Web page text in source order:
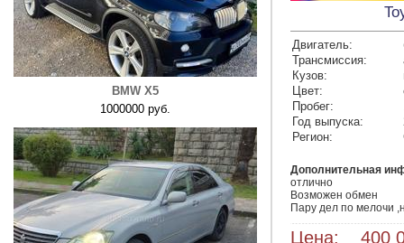
BMW X5
1000000 руб.
Двигатель:
Трансмиссия:
Кузов:
Цвет:
Пробег:
Год выпуска:
Регион:
Дополнительная
отлично
Возможен обмен
Пару дел по мелочи
Цена: 400